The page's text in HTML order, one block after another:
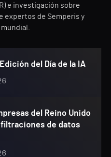
e investigación sobre
expertos de Semperis y
del Día de la IA
del Reino Unido
de datos